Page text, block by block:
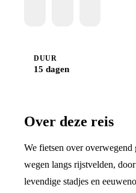
DUUR
15 dagen
Over deze reis
We fietsen over overwegend
wegen langs rijstvelden,
levendige stadjes en